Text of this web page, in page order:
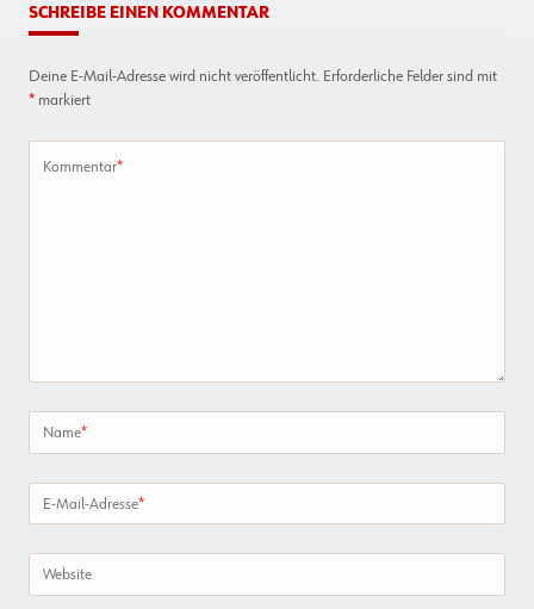
SCHREIBE EINEN KOMMENTAR
Deine E-Mail-Adresse wird nicht veröffentlicht. Erforderliche Felder sind mit
* markiert
Kommentar*
Name*
E-Mail-Adresse*
Website